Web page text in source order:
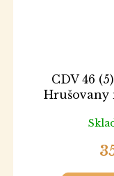
CDV 46
Hrušovany